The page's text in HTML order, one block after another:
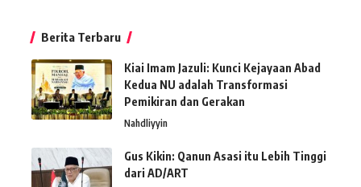
Berita Terbaru
Kiai Imam Jazuli: Kunci Kejayaan Abad
Kedua NU adalah Transformasi
Pemikiran dan Gerakan
Nahdliyyin
Gus Kikin: Qanun Asasi itu Lebih Tinggi
dari AD/ART